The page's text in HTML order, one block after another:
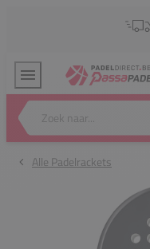
Zoek naar...
Alle Padelrackets